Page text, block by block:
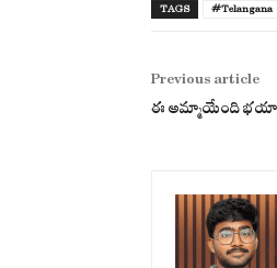
TAGS #Telangana
Previous article
ఈ అమ్మాయేంది